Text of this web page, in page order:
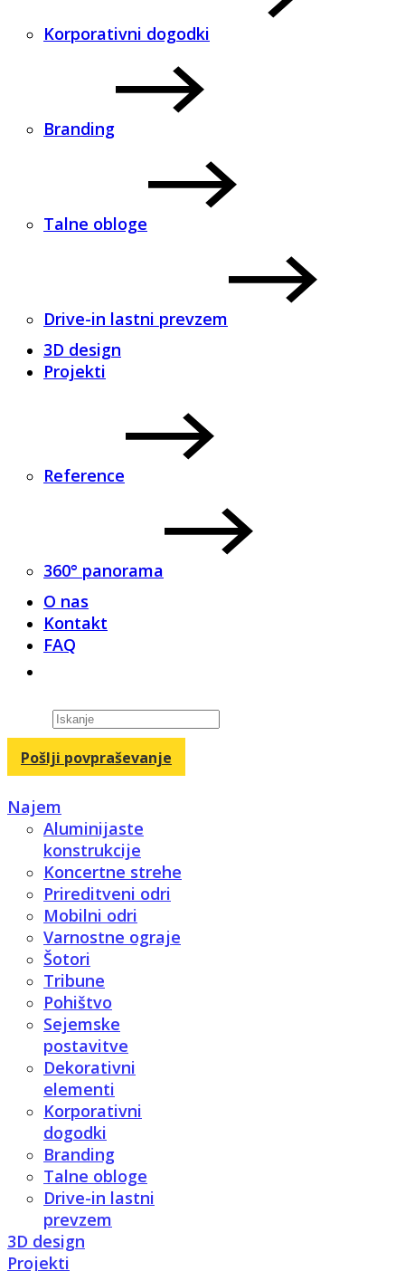
Korporativni dogodki
Branding
Talne obloge
Drive-in lastni prevzem
3D design
Projekti
Reference
360° panorama
O nas
Kontakt
FAQ
Products
search
Pošlji povpraševanje
Najem
Aluminijaste
konstrukcije
Koncertne strehe
Prireditveni odri
Mobilni odri
Varnostne ograje
Šotori
Tribune
Pohištvo
Sejemske
postavitve
Dekorativni
elementi
Korporativni
dogodki
Branding
Talne obloge
Drive-in lastni
prevzem
3D design
Projekti